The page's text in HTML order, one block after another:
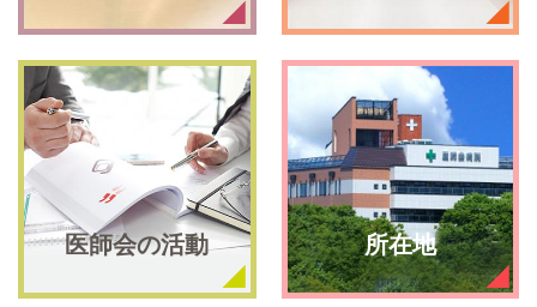
医師会の活動 所在地